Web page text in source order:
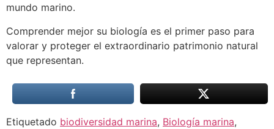
mundo marino.
Comprender mejor su biología es el primer paso para
valorar y proteger el extraordinario patrimonio natural
que representan.
Etiquetado biodiversidad marina, Biología marina,